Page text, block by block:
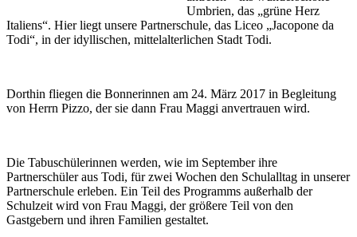
Umbrien, das „grüne Herz
Italiens“. Hier liegt unsere Partnerschule, das Liceo „Jacopone da
Todi“, in der idyllischen, mittelalterlichen Stadt Todi.
Dorthin fliegen die Bonnerinnen am 24. März 2017 in Begleitung
von Herrn Pizzo, der sie dann Frau Maggi anvertrauen wird.
Die Tabuschülerinnen werden, wie im September ihre
Partnerschüler aus Todi, für zwei Wochen den Schulalltag in unserer
Partnerschule erleben. Ein Teil des Programms außerhalb der
Schulzeit wird von Frau Maggi, der größere Teil von den
Gastgebern und ihren Familien gestaltet.